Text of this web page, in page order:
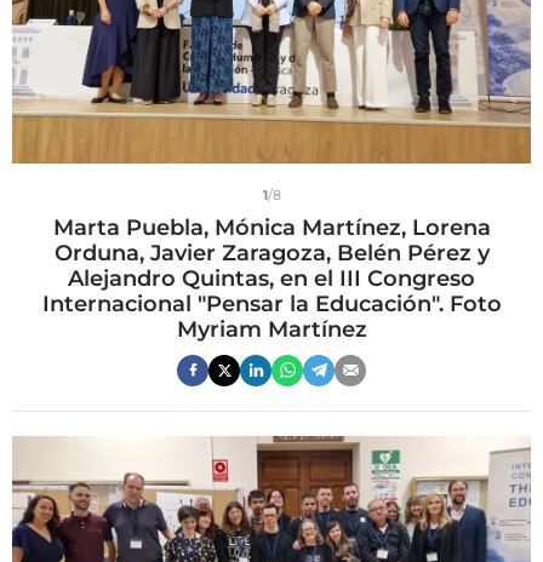
1/8
Marta Puebla, Mónica Martínez, Lorena
Orduna, Javier Zaragoza, Belén Pérez y
Alejandro Quintas, en el III Congreso
Internacional "Pensar la Educación". Foto
Myriam Martínez